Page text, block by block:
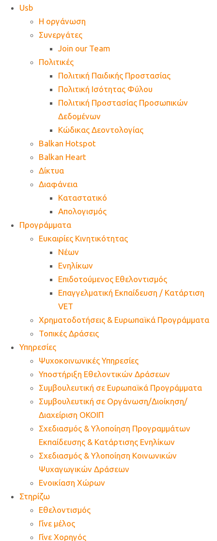
Usb
Η οργάνωση
Συνεργάτες
Join our Team
Πολιτικές
Πολιτική Παιδικής Προστασίας
Πολιτική Ισότητας Φύλου
Πολιτική Προστασίας Προσωπικών
Δεδομένων
Κώδικας Δεοντολογίας
Balkan Hotspot
Balkan Heart
Δίκτυα
Διαφάνεια
Καταστατικό
Απολογισμός
Προγράμματα
Ευκαιρίες Κινητικότητας
Νέων
Ενηλίκων
Επιδοτούμενος Εθελοντισμός
Επαγγελματική Εκπαίδευση / Κατάρτιση
VET
Χρηματοδοτήσεις & Ευρωπαϊκά Προγράμματα
Τοπικές Δράσεις
Υπηρεσίες
Ψυχοκοινωνικές Υπηρεσίες
Υποστήριξη Εθελοντικών Δράσεων
Συμβουλευτική σε Ευρωπαϊκά Προγράμματα
Συμβουλευτική σε Οργάνωση/Διοίκηση/
Διαχείριση ΟΚΟΙΠ
Σχεδιασμός & Υλοποίηση Προγραμμάτων
Εκπαίδευσης & Κατάρτισης Ενηλίκων
Σχεδιασμός & Υλοποίηση Κοινωνικών
Ψυχαγωγικών Δράσεων
Ενοικίαση Χώρων
Στηρίζω
Εθελοντισμός
Γίνε μέλος
Γίνε Χορηγός